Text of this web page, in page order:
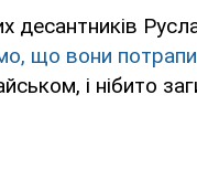
десантників
що вони
і нібито